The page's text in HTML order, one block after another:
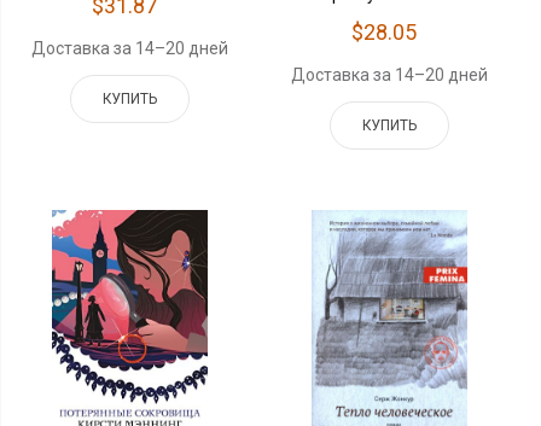
Доставка за 14–20 дней
КУПИТЬ
$28.05
Доставка за 14–20 дней
КУПИТЬ